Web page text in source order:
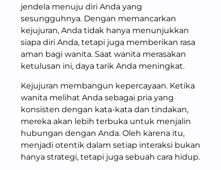
jendela menuju diri Anda yang
sesungguhnya. Dengan memancarkan
kejujuran, Anda tidak hanya menunjukkan
siapa diri Anda, tetapi juga memberikan rasa
aman bagi wanita. Saat wanita merasakan
ketulusan ini, daya tarik Anda meningkat.
Kejujuran membangun kepercayaan. Ketika
wanita melihat Anda sebagai pria yang
konsisten dengan kata-kata dan tindakan,
mereka akan lebih terbuka untuk menjalin
hubungan dengan Anda. Oleh karena itu,
menjadi otentik dalam setiap interaksi bukan
hanya strategi, tetapi juga sebuah cara hidup.